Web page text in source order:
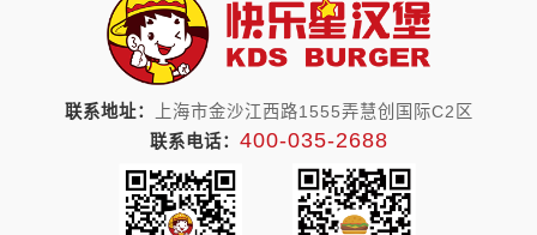
联系地址：
上海市金沙江西路1555弄慧创国际C2区
联系电话： 400-035-2688